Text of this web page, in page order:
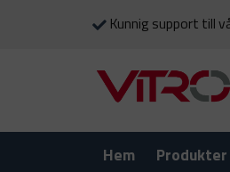
Kunnig support till
Hem Produkter